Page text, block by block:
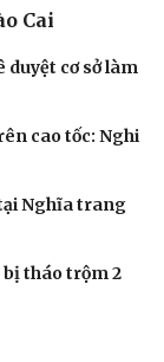
Cai
duyệt cơ sở làm
cao tốc: Nghi
Nghĩa trang
bị tháo trộm 2